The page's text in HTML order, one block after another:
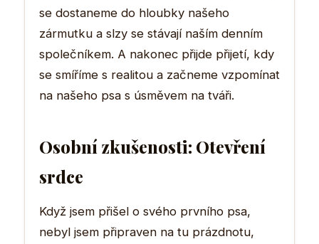
se dostaneme do hloubky našeho
zármutku a slzy se stávají naším denním
společníkem. A nakonec přijde přijetí, kdy
se smíříme s realitou a začneme vzpomínat
na našeho psa s úsměvem na tváři.
Osobní zkušenosti: Otevření
srdce
Když jsem přišel o svého prvního psa,
nebyl jsem připraven na tu prázdnotu,